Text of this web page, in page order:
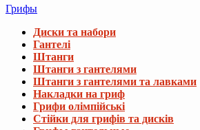
Грифы
Диски та набори
Гантелі
Штанги
Штанги з гантелями
Штанги з гантелями та лавками
Накладки на гриф
Грифи олімпійські
Стійки для грифів та дисків